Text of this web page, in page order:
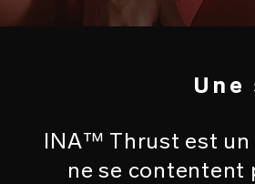
INA™ Thrust est un
ne se contentent